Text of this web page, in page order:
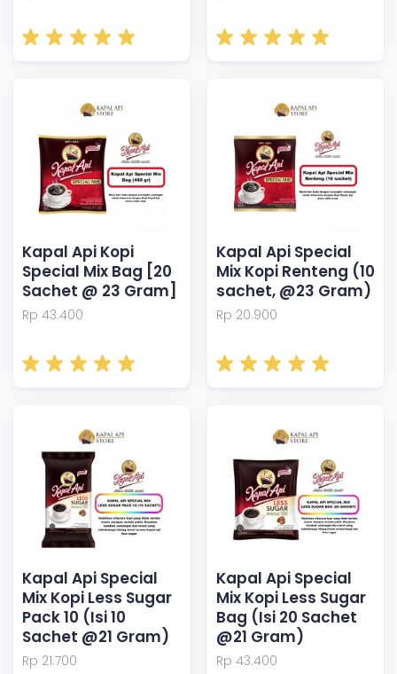
Kapal Api Kopi
Special Mix Bag [20
Sachet @ 23 Gram]
Rp 43.400
Kapal Api Special
Mix Kopi Renteng (10
sachet, @23 Gram)
Rp 20.900
Kapal Api Special
Mix Kopi Less Sugar
Pack 10 (Isi 10
Sachet @21 Gram)
Rp 21.700
Kapal Api Special
Mix Kopi Less Sugar
Bag (Isi 20 Sachet
@21 Gram)
Rp 43.400